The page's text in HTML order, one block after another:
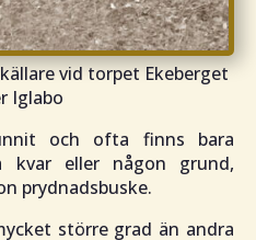
vid torpet Ekeberget
Iglabo
och ofta finns bara
kvar eller någon grund,
prydnadsbuske.
större grad än andra